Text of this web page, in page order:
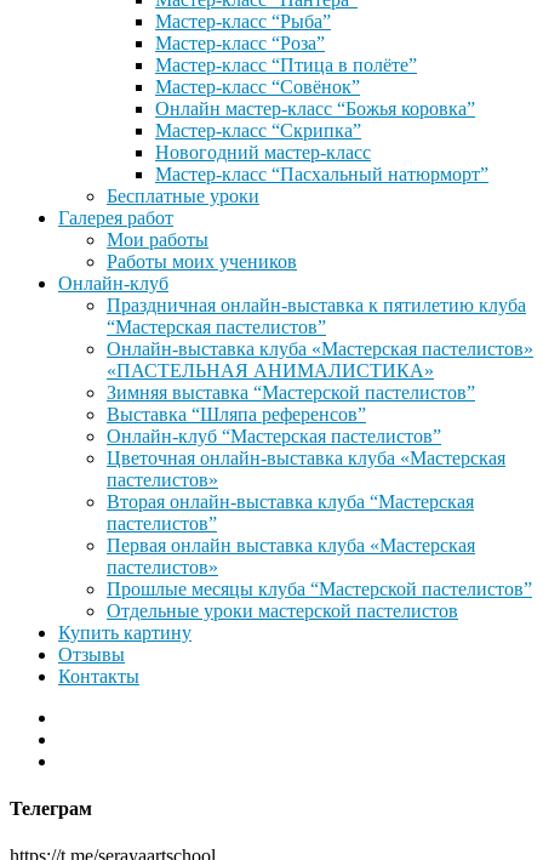
Мастер-класс “Рыба”
Мастер-класс “Роза”
Мастер-класс “Птица в полёте”
Мастер-класс “Совёнок”
Онлайн мастер-класс “Божья коровка”
Мастер-класс “Скрипка”
Новогодний мастер-класс
Мастер-класс “Пасхальный натюрморт”
Бесплатные уроки
Галерея работ
Мои работы
Работы моих учеников
Онлайн-клуб
Праздничная онлайн-выставка к пятилетию клуба
“Мастерская пастелистов”
Онлайн-выставка клуба «Мастерская пастелистов»
«ПАСТЕЛЬНАЯ АНИМАЛИСТИКА»
Зимняя выставка “Мастерской пастелистов”
Выставка “Шляпа референсов”
Онлайн-клуб “Мастерская пастелистов”
Цветочная онлайн-выставка клуба «Мастерская
пастелистов»
Вторая онлайн-выставка клуба “Мастерская
пастелистов”
Первая онлайн выставка клуба «Мастерская
пастелистов»
Прошлые месяцы клуба “Мастерской пастелистов”
Отдельные уроки мастерской пастелистов
Купить картину
Отзывы
Контакты
Телеграм